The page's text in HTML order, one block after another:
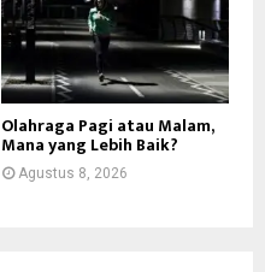
Olahraga Pagi atau Malam,
Mana yang Lebih Baik?
Agustus 8, 2026